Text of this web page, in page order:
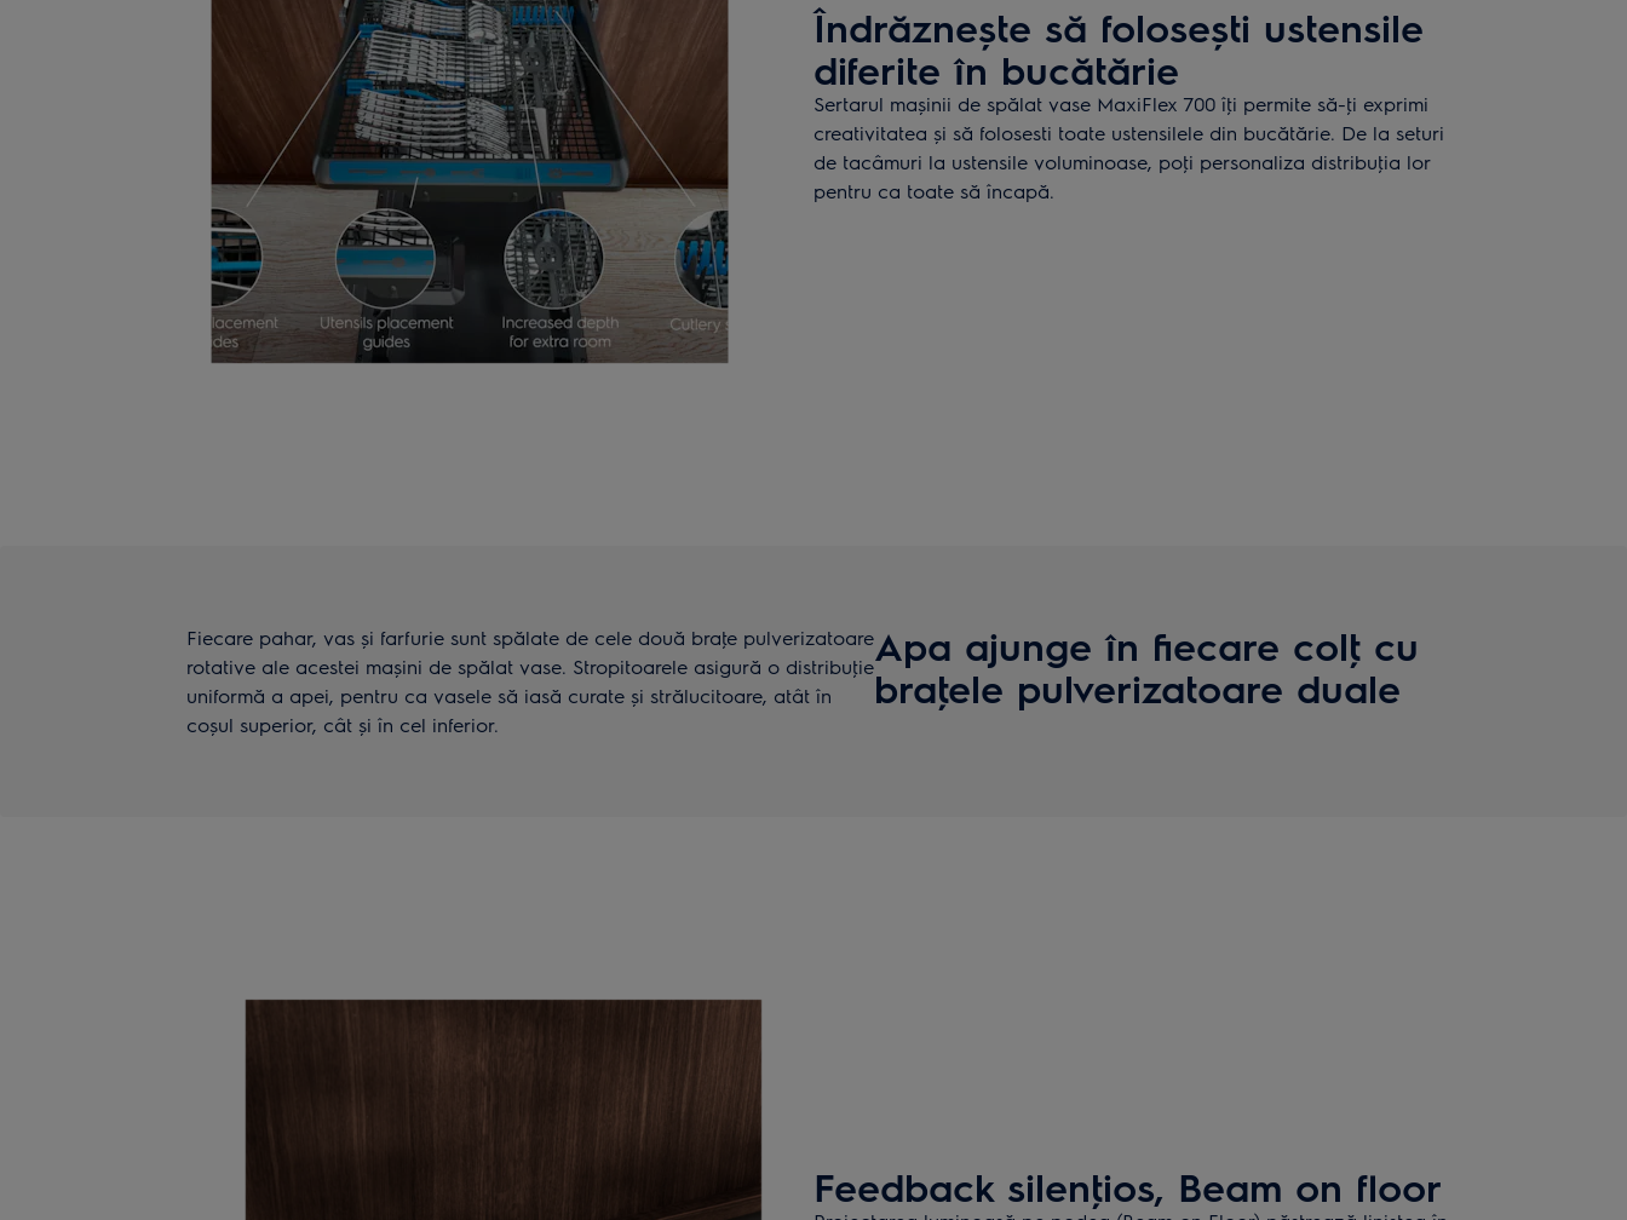
Îndrăznește să folosești ustensile
diferite în bucătărie
Sertarul mașinii de spălat vase MaxiFlex 700 îţi permite să-ţi exprimi
creativitatea și să folosesti toate ustensilele din bucătărie. De la seturi
de tacâmuri la ustensile voluminoase, poţi personaliza distribuţia lor
pentru ca toate să încapă.
Apa ajunge în fiecare colţ cu
braţele pulverizatoare duale
Fiecare pahar, vas și farfurie sunt spălate de cele două braţe pulverizatoare
rotative ale acestei mașini de spălat vase. Stropitoarele asigură o distribuţie
uniformă a apei, pentru ca vasele să iasă curate și strălucitoare, atât în
coșul superior, cât și în cel inferior.
Feedback silenţios, Beam on floor